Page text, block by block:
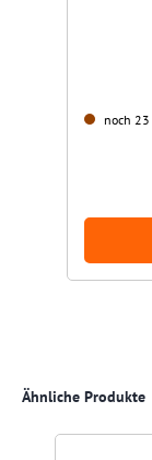
noch
Produktgalerie
Ähnliche Produkte